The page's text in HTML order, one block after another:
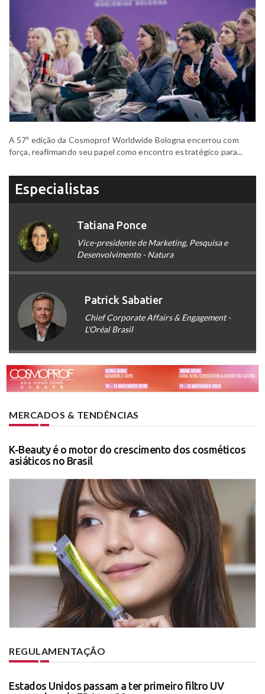
A 57ª edição da Cosmoprof Worldwide Bologna encerrou com
força, reafirmando seu papel como encontro estratégico para...
Especialistas
Tatiana Ponce
Vice-presidente de Marketing, Pesquisa e
Desenvolvimento - Natura
Patrick Sabatier
Chief Corporate Affairs & Engagement -
L'Oréal Brasil
MERCADOS & TENDÊNCIAS
K-Beauty é o motor do crescimento dos cosméticos
asiáticos no Brasil
REGULAMENTAÇÃO
Estados Unidos passam a ter primeiro filtro UV